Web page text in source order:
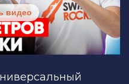
видео